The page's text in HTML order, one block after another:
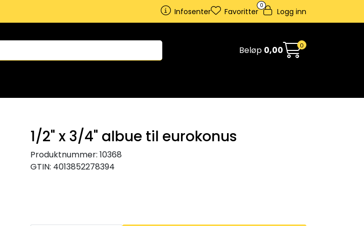
Infosenter
0
Favoritter Logg inn
Beløp 0,00 0
1/2" x 3/4" albue til eurokonus
Produktnummer: 10368
GTIN: 4013852278394